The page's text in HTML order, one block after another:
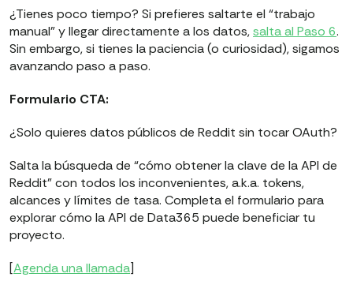
¿Tienes poco tiempo? Si prefieres saltarte el “trabajo
manual” y llegar directamente a los datos,salta al Paso 6.
Sin embargo, si tienes la paciencia (o curiosidad), sigamos
avanzando paso a paso.
Formulario CTA:
¿Solo quieres datos públicos de Reddit sin tocar OAuth?
Salta la búsqueda de “cómo obtener la clave de la API de
Reddit” con todos los inconvenientes, a.k.a. tokens,
alcances y límites de tasa. Completa el formulario para
explorar cómo la API de Data365 puede beneficiar tu
proyecto.
[Agenda una llamada]